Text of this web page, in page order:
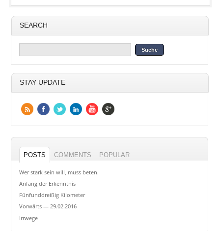
SEARCH
STAY UPDATE
POSTS COMMENTS POPULAR
Wer stark sein will, muss beten.
Anfang der Erkenntnis
Fünfunddreißig Kilometer
Vorwärts — 29.02.2016
Irrwege